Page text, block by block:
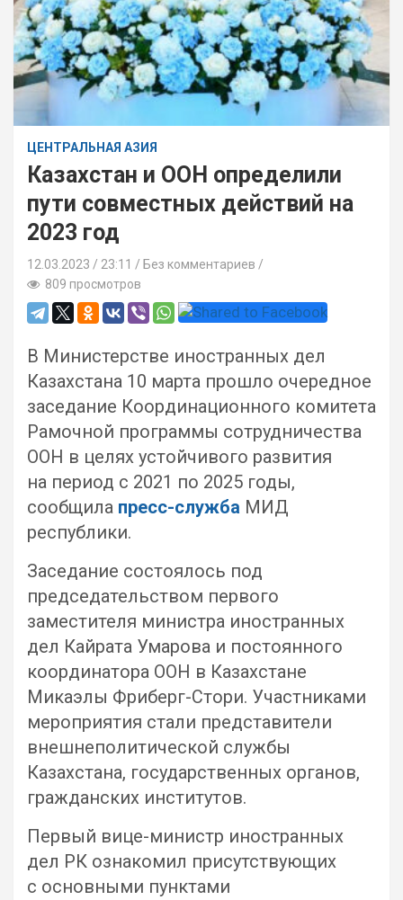
ЦЕНТРАЛЬНАЯ АЗИЯ
Казахстан и ООН определили
пути совместных действий на
2023 год
12.03.2023 23:11 / Без комментариев
809 просмотров
В Министерстве иностранных дел
Казахстана 10 марта прошло очередное
заседание Координационного комитета
Рамочной программы сотрудничества
ООН в целях устойчивого развития
на период с 2021 по 2025 годы,
сообщила пресс-служба МИД
республики.
Заседание состоялось под
председательством первого
заместителя министра иностранных
дел Кайрата Умарова и постоянного
координатора ООН в Казахстане
Микаэлы Фриберг-Стори. Участниками
мероприятия стали представители
внешнеполитической службы
Казахстана, государственных органов,
гражданских институтов.
Первый вице-министр иностранных
дел РК ознакомил присутствующих
с основными пунктами